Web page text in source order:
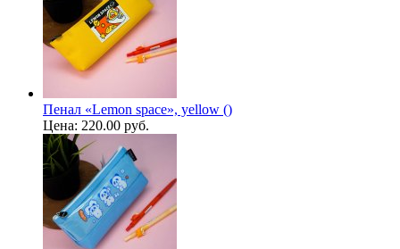
Пенал «Lemon space», yellow ()
Цена: 220.00 руб.